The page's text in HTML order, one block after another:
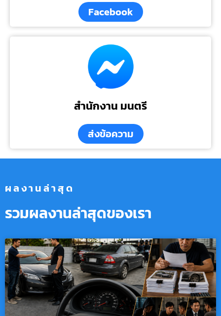
Facebook
สำนักงาน มนตรี
ส่งข้อความ
ผลงานล่าสุด
รวมผลงานล่าสุดของเรา